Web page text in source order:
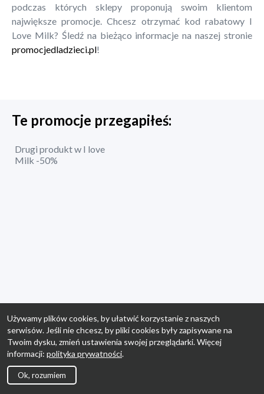
podczas których sklepy proponują swoim klientom
największe promocje. Chcesz otrzymać kod rabatowy I
Love Milk? Śledź na bieżąco informacje na naszej stronie
promocjedladzieci.pl!
Te promocje przegapiłeś:
Drugi produkt w I love
Milk -50%
Używamy plików cookies, by ułatwić korzystanie z naszych
serwisów. Jeśli nie chcesz, by pliki cookies były zapisywane na
Twoim dysku, zmień ustawienia swojej przeglądarki. Więcej
informacji: polityka prywatności.
Ok, rozumiem